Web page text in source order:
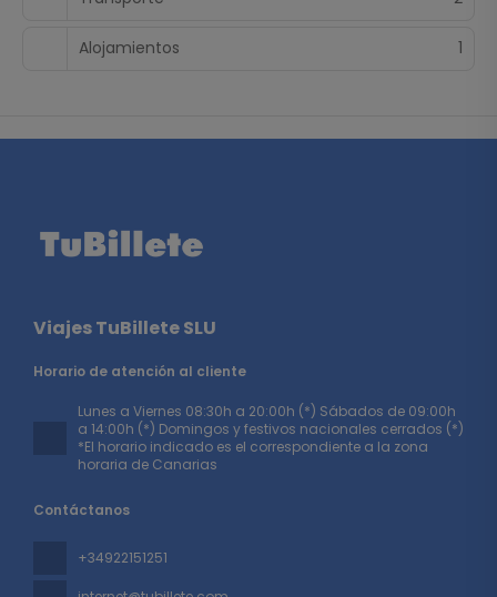
Alojamientos 1
Viajes TuBillete SLU
Contáctanos
+34922151251
Horario de atención al cliente
Lunes a Viernes 08:30h a 20:00h (*) Sábados de 09:00h
a 14:00h (*) Domingos y festivos nacionales cerrados (*)
*El horario indicado es el correspondiente a la zona
horaria de Canarias